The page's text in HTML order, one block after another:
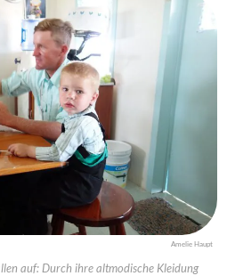
Amelie Haupt
auf: Durch ihre altmodische Kleidung